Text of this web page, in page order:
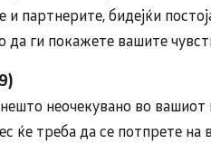
и партнерите, бидејќи
ги покажете вашите
неочекувано во
ќе треба да се потпрете